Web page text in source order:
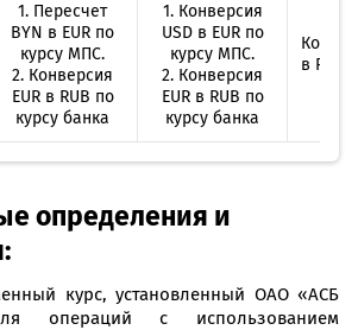
1. Пересчет
BYN в EUR по
курсу МПС.
2. Конверсия
EUR в RUB по
курсу банка
1. Конверсия
USD в EUR по
курсу МПС.
2. Конверсия
EUR в RUB по
курсу банка
в RUB
определения и
курс, установленный ОАО «АСБ
операций с использованием